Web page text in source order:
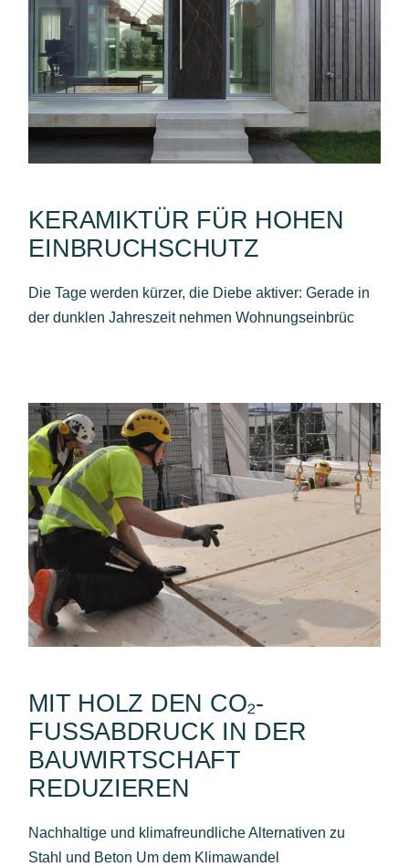
KERAMIKTÜR FÜR HOHEN
EINBRUCHSCHUTZ
Die Tage werden kürzer, die Diebe aktiver: Gerade in
der dunklen Jahreszeit nehmen Wohnungseinbrüc
MIT HOLZ DEN CO₂-
FUSSABDRUCK IN DER B
AUWIRTSCHAFT R
EDUZIEREN
Nachhaltige und klimafreundliche Alternativen zu
Stahl und Beton Um dem Klimawandel